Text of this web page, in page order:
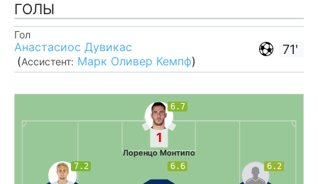
ГОЛЫ
71'
Гол
Анастасиос Дувикас
(Ассистент: Марк Оливер Кемпф)
6.7
1
Лоренцо Монтипо
6.2
6.6
7.2